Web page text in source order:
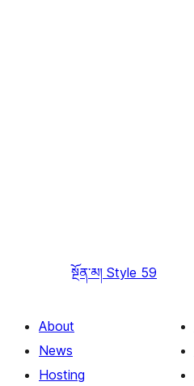
སྔོན་མ། Style 59
About
News
Hosting